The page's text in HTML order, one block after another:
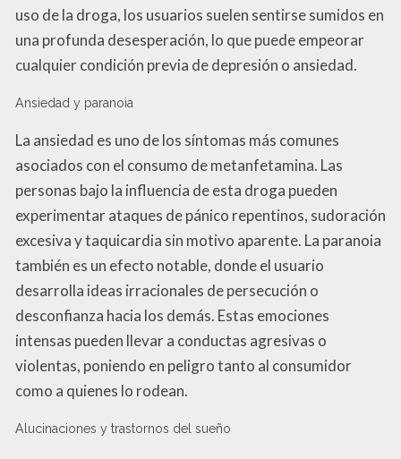
uso de la droga, los usuarios suelen sentirse sumidos en
una profunda desesperación, lo que puede empeorar
cualquier condición previa de depresión o ansiedad.
Ansiedad y paranoia
La ansiedad es uno de los síntomas más comunes
asociados con el consumo de metanfetamina. Las
personas bajo la influencia de esta droga pueden
experimentar ataques de pánico repentinos, sudoración
excesiva y taquicardia sin motivo aparente. La paranoia
también es un efecto notable, donde el usuario
desarrolla ideas irracionales de persecución o
desconfianza hacia los demás. Estas emociones
intensas pueden llevar a conductas agresivas o
violentas, poniendo en peligro tanto al consumidor
como a quienes lo rodean.
Alucinaciones y trastornos del sueño